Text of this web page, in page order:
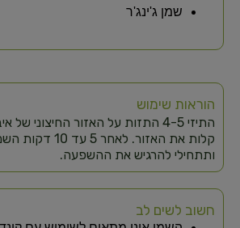
שמן ג'ינג'ר
הוראות שימוש
התיזי 4-5 התזות על האזור החיצוני
קלות את האזור.
ותתחילי להרגיש את ההשפעה.​
חשוב לשים לב